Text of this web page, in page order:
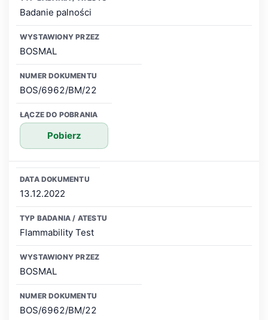
Badanie palności
BOSMAL
BOS/6962/BM/22
Pobierz
13.12.2022
Flammability Test
BOSMAL
BOS/6962/BM/22